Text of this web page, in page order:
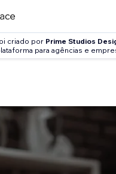
criado por Prime Studios
para agências e